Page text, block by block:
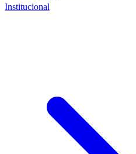
Institucional